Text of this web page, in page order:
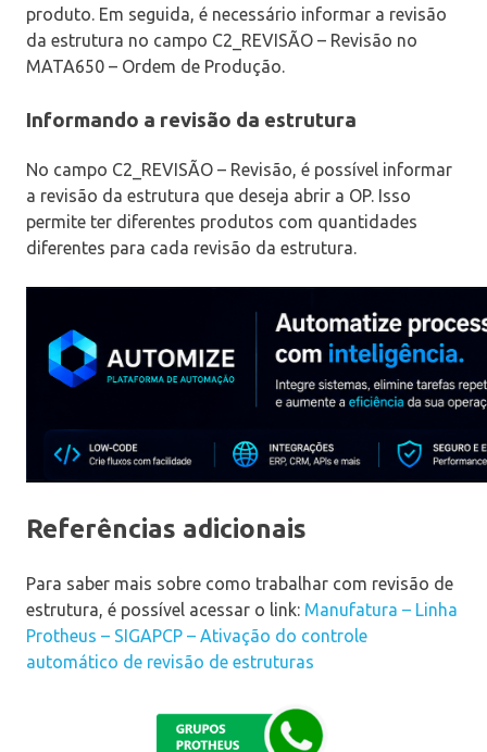
produto. Em seguida, é necessário informar a revisão
da estrutura no campo C2_REVISÃO – Revisão no
MATA650 – Ordem de Produção.
Informando a revisão da estrutura
No campo C2_REVISÃO – Revisão, é possível informar
a revisão da estrutura que deseja abrir a OP. Isso
permite ter diferentes produtos com quantidades
diferentes para cada revisão da estrutura.
Referências adicionais
Para saber mais sobre como trabalhar com revisão de
estrutura, é possível acessar o link: Manufatura – Linha
Protheus – SIGAPCP – Ativação do controle
automático de revisão de estruturas